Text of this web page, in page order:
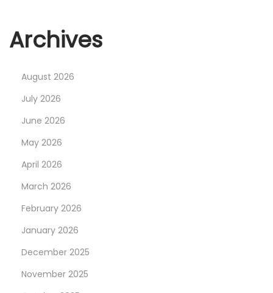
n
Archives
August 2026
July 2026
June 2026
May 2026
April 2026
March 2026
February 2026
January 2026
December 2025
November 2025